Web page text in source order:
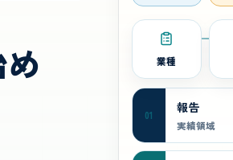
業種
01
報告
実績領域